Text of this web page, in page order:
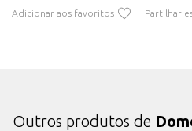
Adicionar aos favoritos Partilhar
Outros produtos de